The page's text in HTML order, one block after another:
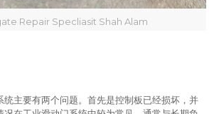
Repair Specliasit Shah Alam
统主要有两个问题。首先是控制板已经损坏，并